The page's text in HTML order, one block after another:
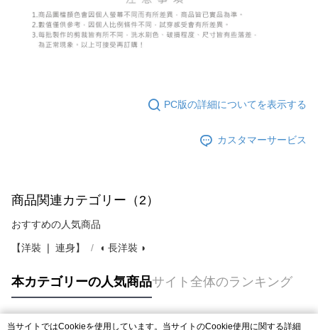
PC版の詳細についてを表示する
カスタマーサービス
商品関連カテゴリー（2）
おすすめの人気商品
【洋裝 ❘ 連身】 ◖ 長洋裝 ◗
本カテゴリーの人気商品サイト全体のランキング
当サイトではCookieを使用しています。当サイトのCookie使用に関する詳細